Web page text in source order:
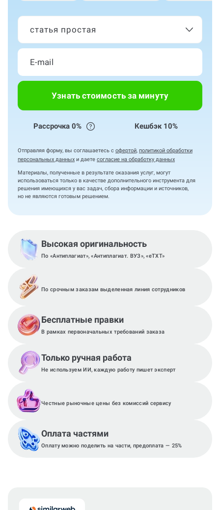
статья простая
Узнать стоимость за минуту
Рассрочка 0% Кешбэк 10%
Отправляя форму, вы соглашаетесь с офертой, политикой обработки
персональных данных и даете согласие на обработку данных
Материалы, полученные в результате оказания услуг, могут
использоваться только в качестве дополнительного инструмента для
решения имеющихся у вас задач, сбора информации и источников,
но не являются готовым решением.
Высокая оригинальность
По «Антиплагиат», «Антиплагиат. ВУЗ», «eTXT»
По срочным заказам выделенная линия сотрудников
Бесплатные правки
В рамках первоначальных требований заказа
Только ручная работа
Не используем ИИ, каждую работу пишет эксперт
Честные рыночные цены без комиссий сервису
Оплата частями
Оплату можно поделить на части, предоплата — 25%